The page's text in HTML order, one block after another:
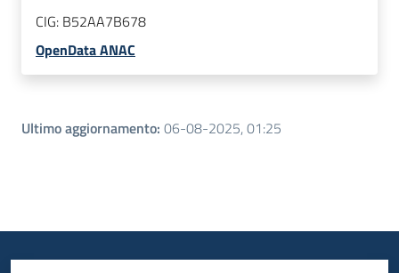
CIG: B52AA7B678
OpenData ANAC
Ultimo aggiornamento: 06-08-2025, 01:25